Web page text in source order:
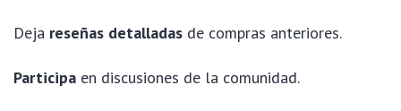
Deja reseñas detalladas de compras anteriores.
Participa en discusiones de la comunidad.